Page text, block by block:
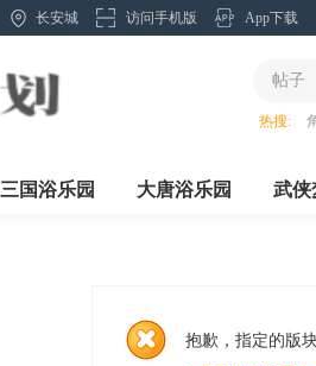
长安城 访问手机版 App下载
帖子
热搜:
三国浴乐园 大唐浴乐园 武侠
抱歉，指定的版